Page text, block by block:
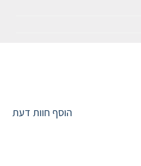
הוסף חוות דעת